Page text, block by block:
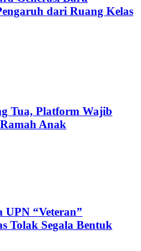
dari Ruang Kelas
Tua, Platform Wajib
Anak
UPN “Veteran”
Tolak Segala Bentuk